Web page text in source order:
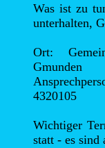
Was ist zu
unterhalten,
Ort:
Gmunden
4320105
Wichtiger
statt - es sind